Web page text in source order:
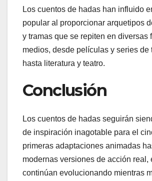
Los cuentos de hadas han influido
popular al proporcionar arquetipos
y tramas que se repiten en diversas
medios, desde películas y series de
hasta literatura y teatro.
Conclusión
Los cuentos de hadas seguirán
de inspiración inagotable para el
primeras adaptaciones animadas
modernas versiones de acción real,
continúan evolucionando mientras